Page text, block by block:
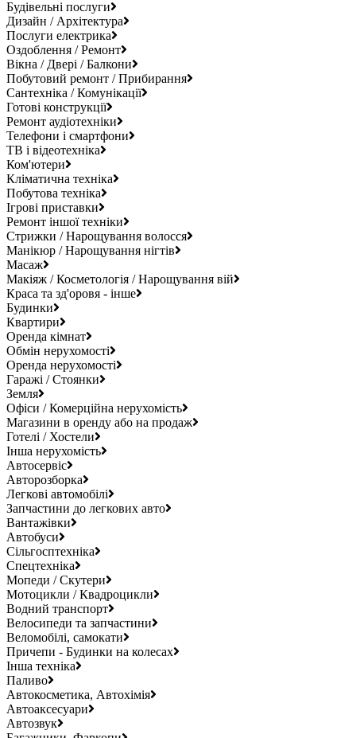
Будівельні послуги
Дизайн / Архітектура
Послуги електрика
Оздоблення / Ремонт
Вікна / Двері / Балкони
Побутовий ремонт / Прибирання
Сантехніка / Комунікації
Готові конструкції
Ремонт аудіотехніки
Телефони і смартфони
ТВ і відеотехніка
Ком'ютери
Кліматична техніка
Побутова техніка
Ігрові приставки
Ремонт іншої техніки
Стрижки / Нарощування волосся
Манікюр / Нарощування нігтів
Масаж
Макіяж / Косметологія / Нарощування вій
Краса та зд'оровя - інше
Будинки
Квартири
Оренда кімнат
Обмін нерухомості
Оренда нерухомості
Гаражі / Стоянки
Земля
Офіси / Комерційна нерухомість
Магазини в оренду або на продаж
Готелі / Хостели
Інша нерухомість
Автосервіс
Авторозборка
Легкові автомобілі
Запчастини до легкових авто
Вантажівки
Автобуси
Сільгосптехніка
Спецтехніка
Мопеди / Скутери
Мотоцикли / Квадроцикли
Водний транспорт
Велосипеди та запчастини
Веломобілі, самокати
Причепи - Будинки на колесах
Інша техніка
Паливо
Автокосметика, Автохімія
Автоаксесуари
Автозвук